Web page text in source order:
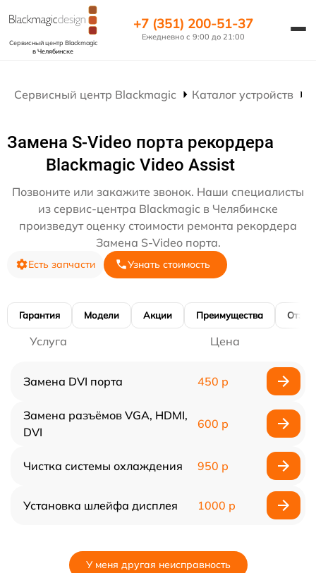
Сервисный центр Blackmagic
в Челябинске
+7 (351) 200-51-37
Ежедневно с 9:00 до 21:00
Сервисный центр Blackmagic Каталог устройств
Замена S-Video порта рекордера
Blackmagic Video Assist
Позвоните или закажите звонок. Наши специалисты
из сервис-центра Blackmagic в Челябинске
произведут оценку стоимости ремонта рекордера
Замена S-Video порта.
Есть запчасти Узнать стоимость
Гарантия Модели Акции Преимущества
Услуга Цена
Замена DVI порта 450 р
Замена разъёмов VGA, HDMI,
DVI
600 р
Чистка системы охлаждения 950 р
Установка шлейфа дисплея 1000 р
У меня другая неисправность